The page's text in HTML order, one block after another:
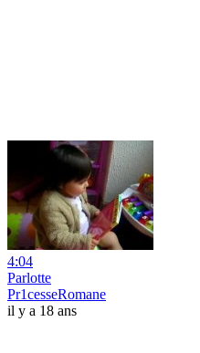
4:04
Parlotte
Pr1cesseRomane
il y a 18 ans